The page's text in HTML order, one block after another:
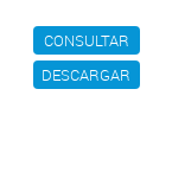
CONSULTAR
DESCARGAR